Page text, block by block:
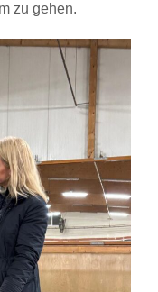
zu gehen.